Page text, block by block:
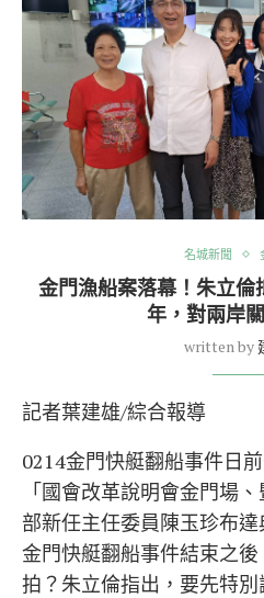
名城新聞
金門漁船案落幕！朱立倫
年，對兩岸
written by
記者葉建雄/綜合報導
0214金門快艇翻船事件日
「國會改革說明會金門場
部新任主任委員陳玉珍布
金門快艇翻船事件結束之
拍？朱立倫指出，要先特